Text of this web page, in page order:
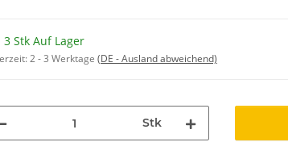
3 Stk Auf Lager
2 - 3 Werktage (DE - Ausland abweichend)
Stk